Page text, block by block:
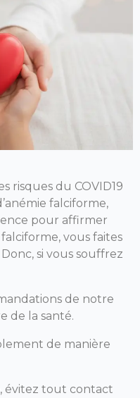
risques du COVID19
falciforme,
pour affirmer
vous faites
si vous souffrez
de notre
de la santé.
de manière
évitez tout contact